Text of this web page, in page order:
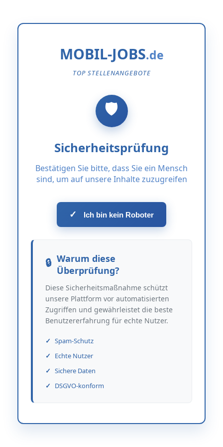
MOBIL-JOBS
TOP STELLENANGEBOTE
Sicherheitsprüfung
Bestätigen Sie bitte, dass Sie ein Mensch
sind, um auf unsere Inhalte zuzugreifen
✓ Ich bin kein Roboter
Warum diese
Überprüfung?
Diese Sicherheitsmaßnahme schützt
unsere Plattform vor automatisierten
Zugriffen und gewährleistet die beste
Benutzererfahrung für echte Nutzer.
Spam-Schutz
Echte Nutzer
Sichere Daten
DSGVO-konform